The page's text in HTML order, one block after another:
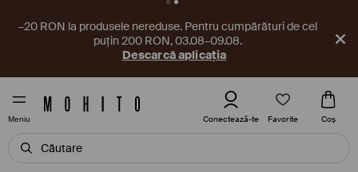
–20 RON la produsele nereduse. Pentru cumpărături de cel
puțin 200 RON, 03.08–09.08.
Descarcă aplicația
Meniu Conectează-te Favorite Coş